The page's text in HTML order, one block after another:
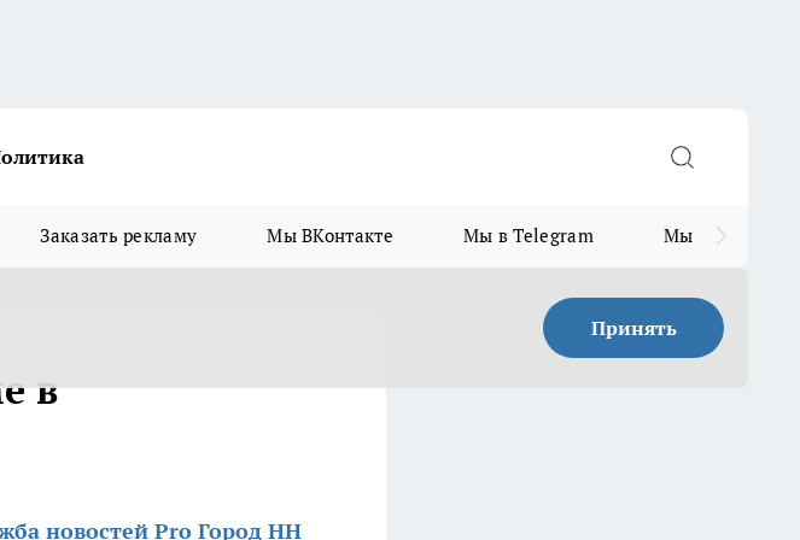
Заказать рекламу Мы ВКонтакте Мы в Telegram Мы в MAX
Принять
в
новостей Pro Город НН